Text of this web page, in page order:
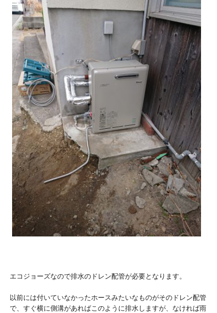
エコジョーズなので排水のドレン配管が必要となります。
以前には付いていなかったホースみたいなものがそのドレン配管
で、すぐ横に側溝があればこのように排水しますが、なければ雨